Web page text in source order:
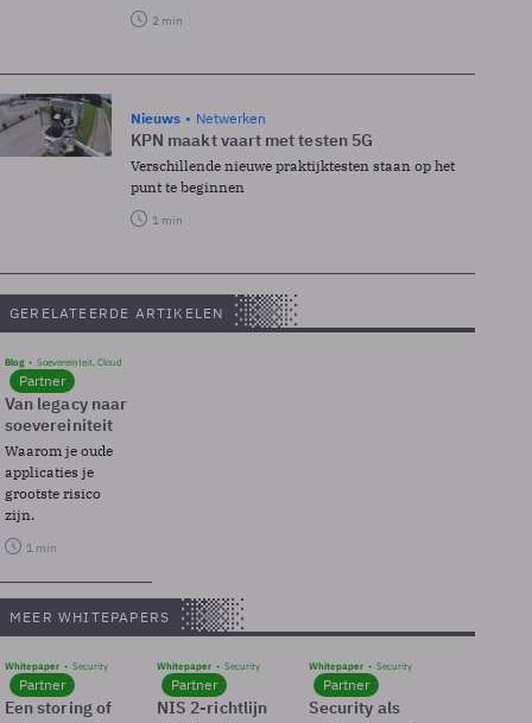
2 min
Nieuws Netwerken
KPN maakt vaart met testen 5G
Verschillende nieuwe praktijktesten staan op het
punt te beginnen
1 min
GERELATEERDE ARTIKELEN
Blog Soevereinteit, Cloud
Partner
Van legacy naar
soevereiniteit
Waarom je oude
applicaties je
grootste risico
zijn.
1 min
MEER WHITEPAPERS
Whitepaper Security
Partner
Een storing of
Whitepaper Security
Partner
NIS 2-richtlijn
Whitepaper Security
Partner
Security als